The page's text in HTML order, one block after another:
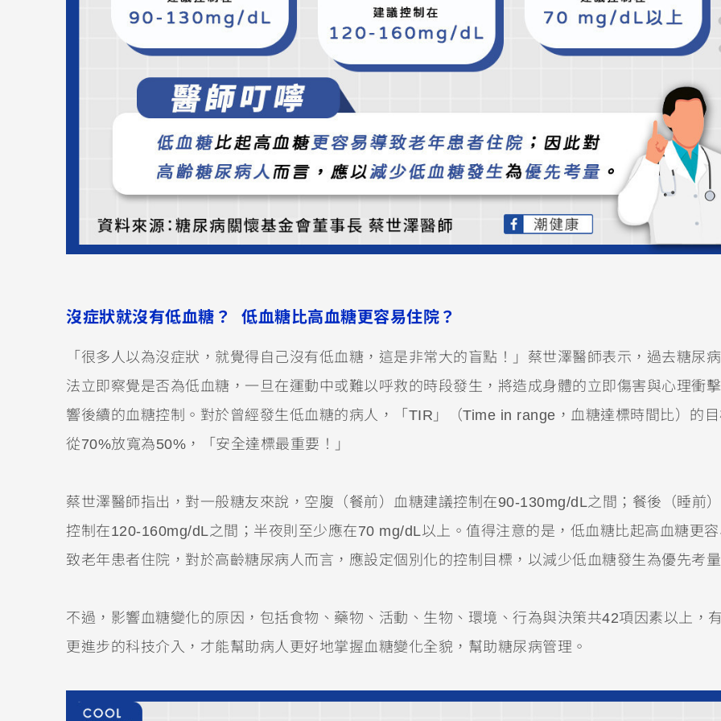
沒症狀就沒有低血糖？ 低血糖比高血糖更容易住院？
「很多人以為沒症狀，就覺得自己沒有低血糖，這是非常大的盲點！」蔡世澤醫師表示，過去糖尿
法立即察覺是否為低血糖，一旦在運動中或難以呼救的時段發生，將造成身體的立即傷害與心理衝
響後續的血糖控制。對於曾經發生低血糖的病人，「TIR」（Time in range，血糖達標時間比）的
從70%放寬為50%，「安全達標最重要！」
蔡世澤醫師指出，對一般糖友來說，空腹（餐前）血糖建議控制在90-130mg/dL之間；餐後（睡前
控制在120-160mg/dL之間；半夜則至少應在70 mg/dL以上。值得注意的是，低血糖比起高血糖更
致老年患者住院，對於高齡糖尿病人而言，應設定個別化的控制目標，以減少低血糖發生為優先考
不過，影響血糖變化的原因，包括食物、藥物、活動、生物、環境、行為與決策共42項因素以上，
更進步的科技介入，才能幫助病人更好地掌握血糖變化全貌，幫助糖尿病管理。